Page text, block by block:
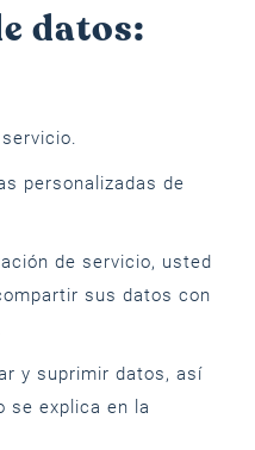
datos:
personalizadas de
de servicio, usted
sus datos con
y suprimir datos, así
se explica en la